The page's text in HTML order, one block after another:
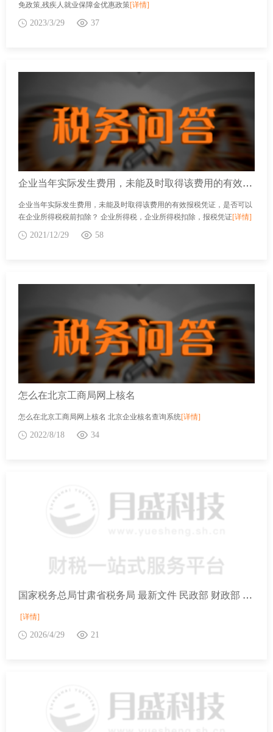
免政策,残疾人就业保障金优惠政策[详情]
2023/3/29 37
企业当年实际发生费用，未能及时取得该费用的有效报税凭证，是否可以在企业所得税税前扣除？
企业当年实际发生费用，未能及时取得该费用的有效报税凭证，是否可以
在企业所得税税前扣除？ 企业所得税，企业所得税扣除，报税凭证[详情]
2021/12/29 58
怎么在北京工商局网上核名
怎么在北京工商局网上核名 北京企业核名查询系统[详情]
2022/8/18 34
国家税务总局甘肃省税务局 最新文件 民政部 财政部 税务总局关于印发《关于慈善组织开展慈善活动年度支出、管理费用和募捐成本的规定》的通知
[详情]
2026/4/29 21